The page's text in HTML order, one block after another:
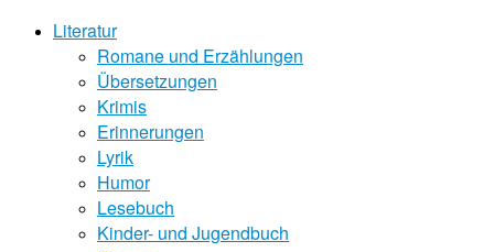
Literatur
Romane und Erzählungen
Übersetzungen
Krimis
Erinnerungen
Lyrik
Humor
Lesebuch
Kinder- und Jugendbuch